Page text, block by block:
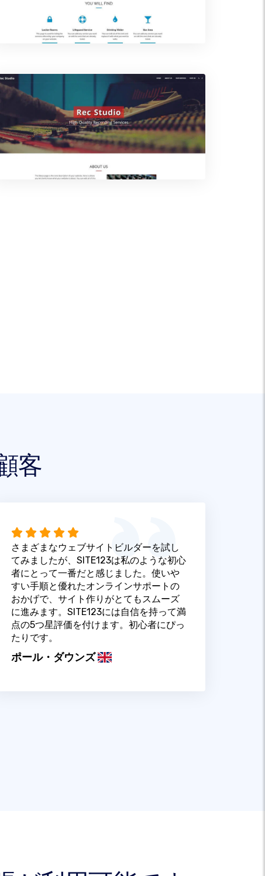
客
さまざまなウェブサイトビルダーを試し
てみましたが、SITE123は私のような初心
者にとって一番だと感じました。使いや
すい手順と優れたオンラインサポートの
おかげで、サイト作りがとてもスムーズ
に進みます。SITE123には自信を持って満
点の5つ星評価を付けます。初心者にぴっ
たりです。
ポール・ダウンズ